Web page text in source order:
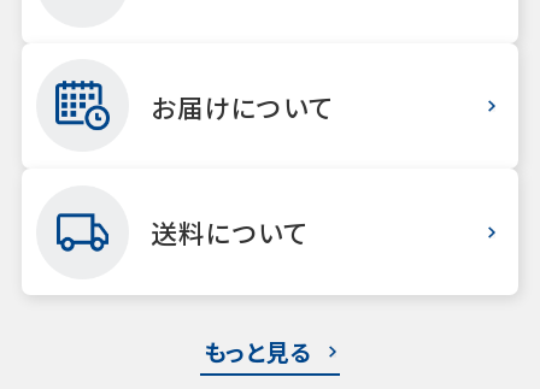
お届けについて
送料について
もっと見る